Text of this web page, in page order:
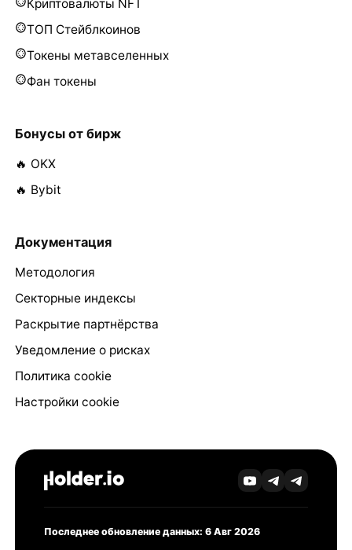
Криптовалюты NFT
ТОП Стейблкоинов
Токены метавселенных
Фан токены
Бонусы от бирж
🔥 OKX
🔥 Bybit
Документация
Методология
Секторные индексы
Раскрытие партнёрства
Уведомление о рисках
Политика cookie
Настройки cookie
Последнее обновление данных: 6 Авг 2026